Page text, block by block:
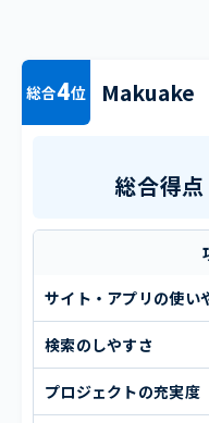
総合4位 Makuake
総合得点
サイト・アプリの使い
検索のしやすさ
プロジェクトの充実度